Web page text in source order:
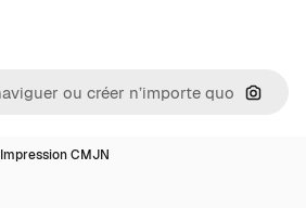
Impression CMJN